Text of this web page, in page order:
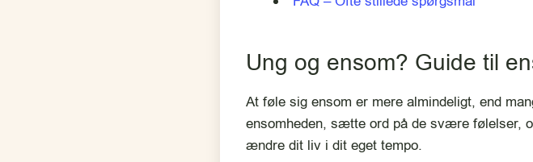
Ung og ensom? Guide til
At føle sig ensom er mere almindeligt, end
ensomheden, sætte ord på de svære følelser,
ændre dit liv i dit eget tempo.